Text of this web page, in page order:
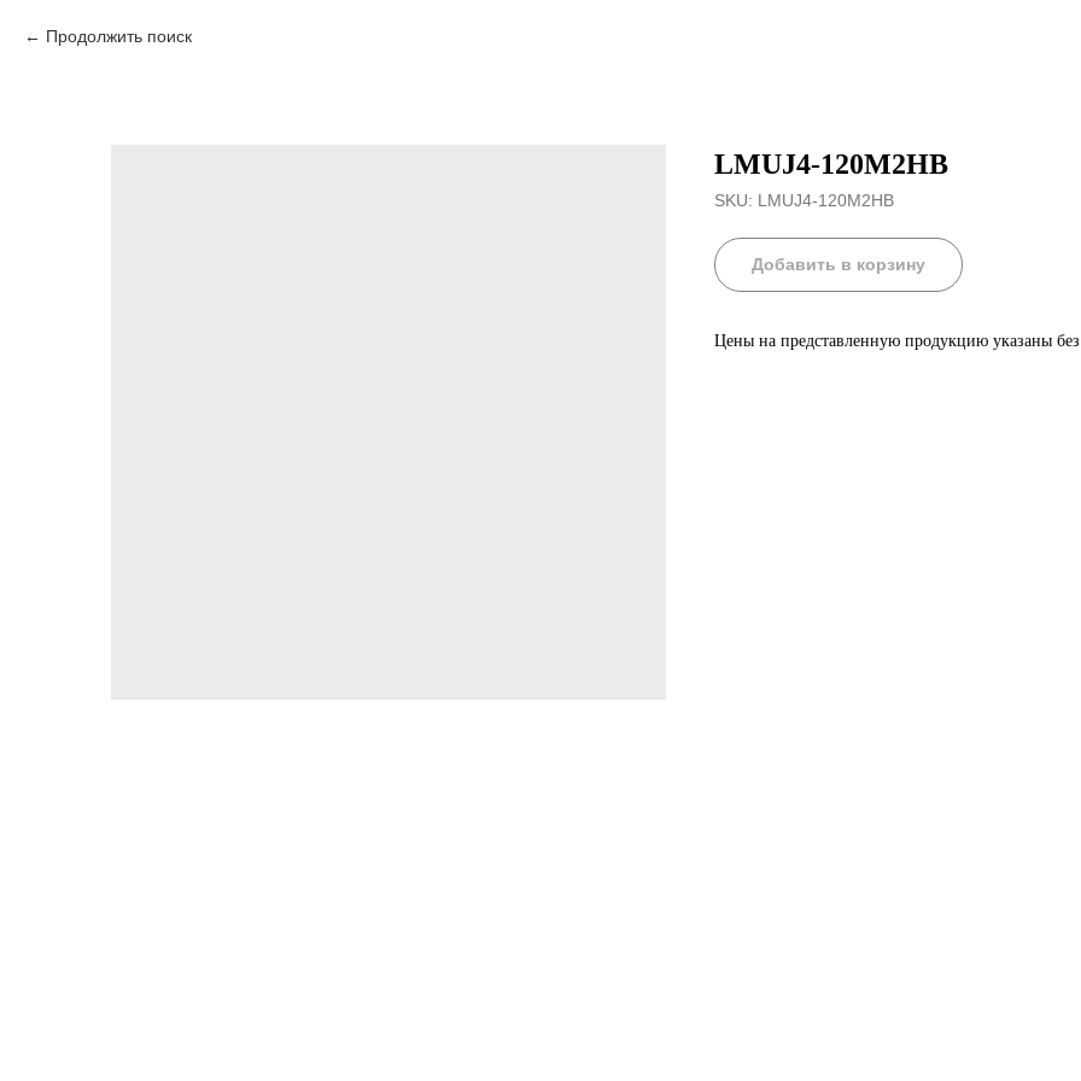
Продолжить поиск
LMUJ4-120M2HB
SKU: LMUJ4-120M2HB
Добавить в корзину
Цены на представленную продукцию указаны